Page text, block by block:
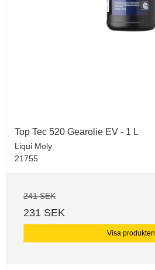
Top Tec 520 Gearolie EV - 1 L
Liqui Moly
21755
241 SEK
231 SEK
Visa produkten